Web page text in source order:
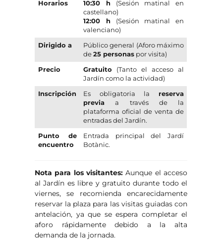
Horarios 10:30 h (Sesión matinal en
castellano)
12:00 h (Sesión matinal en
valenciano)
Dirigido a
Público general (Aforo máximo
de25 personas por visita)
Precio Gratuito (Tanto el acceso al
Jardín como la actividad)
Inscripción Es obligatoria la reserva
previa a través de la
plataforma oficial de venta de
entradas del Jardín.
Punto de
encuentro
Entrada principal del Jardí
Botànic.
Nota para los visitantes: Aunque el acceso
al Jardín es libre y gratuito durante todo el
viernes, se recomienda encarecidamente
reservar la plaza para las visitas guiadas con
antelación, ya que se espera completar el
aforo rápidamente debido a la alta
demanda de la jornada.